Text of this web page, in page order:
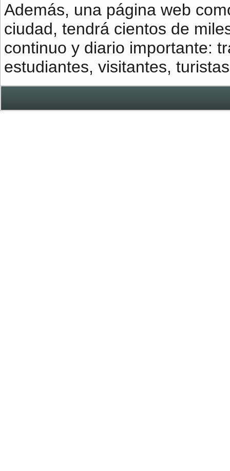
Además, una página web
ciudad, tendrá cientos de
continuo y diario importante:
estudiantes, visitantes,